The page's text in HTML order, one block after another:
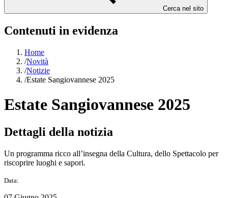
Cerca nel sito
Contenuti in evidenza
Home
/Novità
/Notizie
/Estate Sangiovannese 2025
Estate Sangiovannese 2025
Dettagli della notizia
Un programma ricco all’insegna della Cultura, dello Spettacolo per
riscoprire luoghi e sapori.
Data: